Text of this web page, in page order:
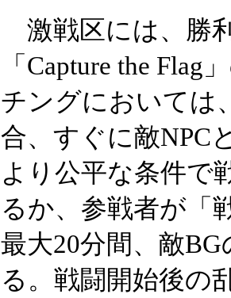
激戦区には、勝
「Capture the
チングにおいては
合、すぐに敵NPC
より公平な条件で
るか、参戦者が「
最大20分間、敵
る。戦闘開始後の